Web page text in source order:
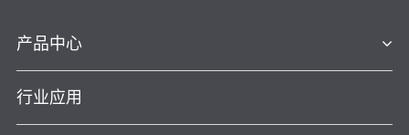
产品中心
行业应用